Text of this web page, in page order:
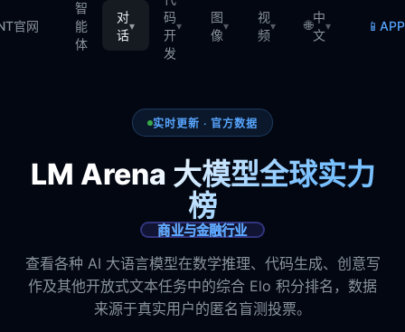
官网
智
能
体
对
话
▾
码
开
发
▾
图
像
▾
视
频
▾ 🌐
中
文
▾ 📱
实时更新 · 官方数据
LM Arena 大模型全球实力
榜
商业与金融行业
查看各种 AI 大语言模型在数学推理、代码生成、创意写
作及其他开放式文本任务中的综合 Elo 积分排名，数据
来源于真实用户的匿名盲测投票。